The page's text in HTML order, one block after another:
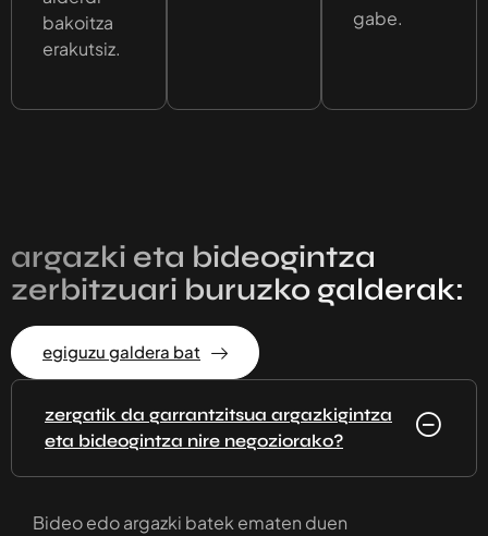
bakoitza
erakutsiz.
gabe.
argazki eta bideogintza
zerbitzuari buruzko galderak:
egiguzu galdera bat
zergatik da garrantzitsua argazkigintza
eta bideogintza nire negoziorako?
Bideo edo argazki batek ematen duen